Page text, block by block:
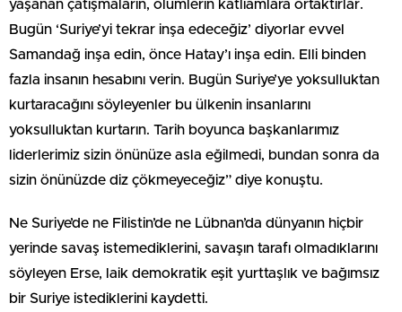
yaşanan çatışmaların, ölümlerin katliamlara ortaktırlar.
Bugün ‘Suriye’yi tekrar inşa edeceğiz’ diyorlar evvel
Samandağ inşa edin, önce Hatay’ı inşa edin. Elli binden
fazla insanın hesabını verin. Bugün Suriye’ye yoksulluktan
kurtaracağını söyleyenler bu ülkenin insanlarını
yoksulluktan kurtarın. Tarih boyunca başkanlarımız
liderlerimiz sizin önünüze asla eğilmedi, bundan sonra da
sizin önünüzde diz çökmeyeceğiz” diye konuştu.
Ne Suriye’de ne Filistin’de ne Lübnan’da dünyanın hiçbir
yerinde savaş istemediklerini, savaşın tarafı olmadıklarını
söyleyen Erse, laik demokratik eşit yurttaşlık ve bağımsız
bir Suriye istediklerini kaydetti.